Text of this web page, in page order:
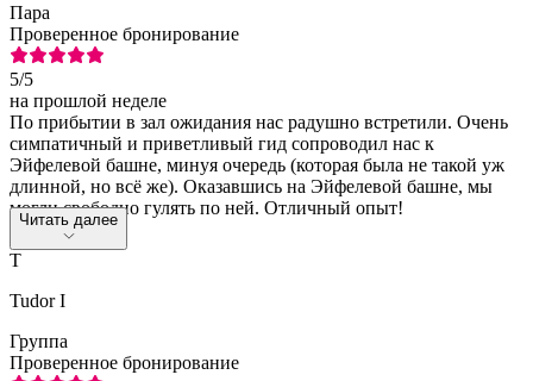
Пара
Проверенное бронирование
5/5
на прошлой неделе
По прибытии в зал ожидания нас радушно встретили. Очень
симпатичный и приветливый гид сопроводил нас к
Эйфелевой башне, минуя очередь (которая была не такой уж
длинной, но всё же). Оказавшись на Эйфелевой башне, мы
могли свободно гулять по ней. Отличный опыт!
Читать далее
T
Tudor I
Группа
Проверенное бронирование